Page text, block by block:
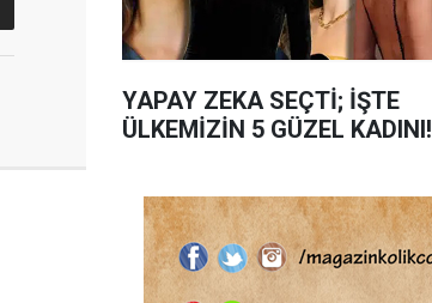
YAPAY ZEKA SEÇTİ; İŞTE
ÜLKEMİZİN 5 GÜZEL KADINI!